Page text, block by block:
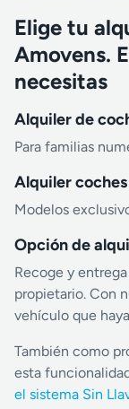
Elige tu
Amovens.
necesitas
Alquiler de
Para familias
Alquiler
Modelos
Opción de
Recoge y
propietario. Con
vehículo que
También como
esta
el sistema Sin